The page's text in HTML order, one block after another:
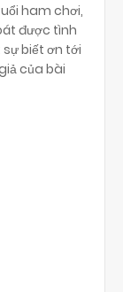
ham chơi,
được tình
biết ơn tới
của bài